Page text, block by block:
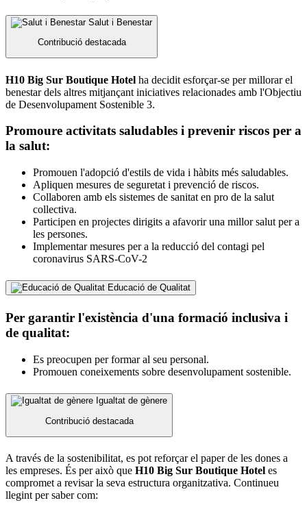
Salut i Benestar
Contribució destacada
H10 Big Sur Boutique Hotel ha decidit esforçar-se per millorar el
benestar dels altres mitjançant iniciatives relacionades amb l'Objectiu
de Desenvolupament Sostenible 3.
Promoure activitats saludables i prevenir riscos per a
la salut:
Promouen l'adopció d'estils de vida i hàbits més saludables.
Apliquen mesures de seguretat i prevenció de riscos.
Collaboren amb els sistemes de sanitat en pro de la salut
collectiva.
Participen en projectes dirigits a afavorir una millor salut per a
les persones.
Implementar mesures per a la reducció del contagi pel
coronavirus SARS-CoV-2
Educació de Qualitat
Per garantir l'existència d'una formació inclusiva i
de qualitat:
Es preocupen per formar al seu personal.
Promouen coneixements sobre desenvolupament sostenible.
Igualtat de gènere
Contribució destacada
A través de la sostenibilitat, es pot reforçar el paper de les dones a
les empreses. És per això que H10 Big Sur Boutique Hotel es
compromet a revisar la seva estructura organitzativa. Continueu
llegint per saber com: